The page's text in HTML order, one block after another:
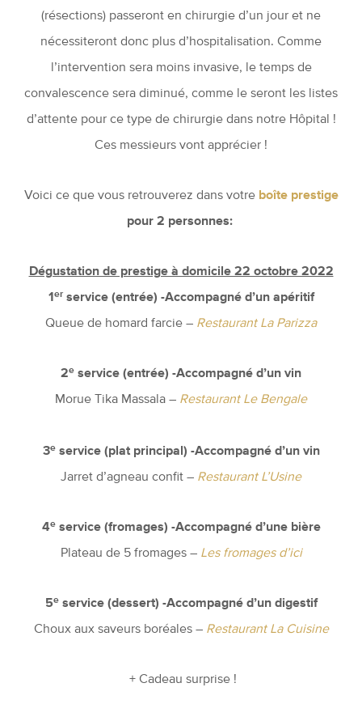
(résections) passeront en chirurgie d’un jour et ne
nécessiteront donc plus d’hospitalisation. Comme
l’intervention sera moins invasive, le temps de
convalescence sera diminué, comme le seront les listes
d’attente pour ce type de chirurgie dans notre Hôpital !
Ces messieurs vont apprécier !
Voici ce que vous retrouverez dans votre boîte prestige
pour 2 personnes:
Dégustation de prestige à domicile 22 octobre 2022
1 er service (entrée) -Accompagné d’un apéritif
Queue de homard farcie – Restaurant La Parizza
2e service (entrée) -Accompagné d’un vin
Morue Tika Massala – Restaurant Le Bengale
3eservice (plat principal) -Accompagné d’un vin
Jarret d’agneau confit – Restaurant L’Usine
4eservice (fromages) -Accompagné d’une bière
Plateau de 5 fromages – Les fromages d’ici
5eservice (dessert) -Accompagné d’un digestif
Choux aux saveurs boréales – Restaurant La Cuisine
+ Cadeau surprise !